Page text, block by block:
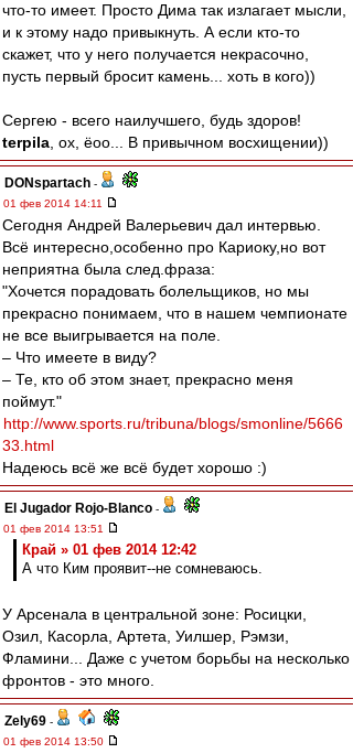
что-то имеет. Просто Дима так излагает мысли,
и к этому надо привыкнуть. А если кто-то
скажет, что у него получается некрасочно,
пусть первый бросит камень... хоть в кого))
Сергею - всего наилучшего, будь здоров!
terpila , ох, ёоо... В привычном восхищении))
DONspartach -
01 фев 2014 14:11
Сегодня Андрей Валерьевич дал интервью.
Всё интересно,особенно про Кариоку,но вот
неприятна была след.фраза:
"Хочется порадовать болельщиков, но мы
прекрасно понимаем, что в нашем чемпионате
не все выигрывается на поле.
– Что имеете в виду?
– Те, кто об этом знает, прекрасно меня
поймут."
http://www.sports.ru/tribuna/blogs/smonline/5666
33.html
Надеюсь всё же всё будет хорошо :)
El Jugador Rojo-Blanco -
01 фев 2014 13:51
Край » 01 фев 2014 12:42
А что Ким проявит--не сомневаюсь.
У Арсенала в центральной зоне: Росицки,
Озил, Касорла, Артета, Уилшер, Рэмзи,
Фламини... Даже с учетом борьбы на несколько
фронтов - это много.
Zely69 -
01 фев 2014 13:50